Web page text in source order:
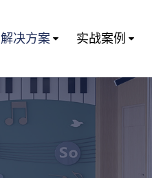
解决方案 实战案例